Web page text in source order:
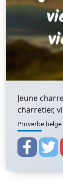
Jeune
charretier,
Proverbe belge